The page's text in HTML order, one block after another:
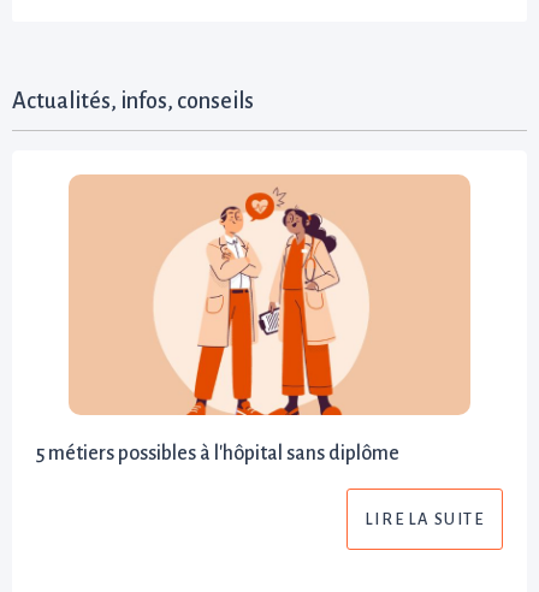
Actualités, infos, conseils
5 métiers possibles à l'hôpital sans diplôme
LIRE LA SUITE